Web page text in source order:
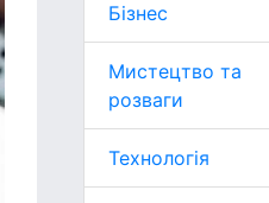
Бізнес
Мистецтво та
розваги
Технологія